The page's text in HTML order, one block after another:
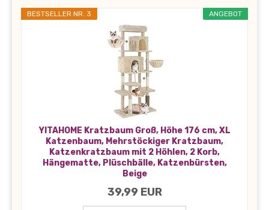
ANGEBOT
BESTSELLER NR. 3
YITAHOME Kratzbaum Groß, Höhe 176 cm, XL
Katzenbaum, Mehrstöckiger Kratzbaum,
Katzenkratzbaum mit 2 Höhlen, 2 Korb,
Hängematte, Plüschbälle, Katzenbürsten,
Beige
39,99 EUR